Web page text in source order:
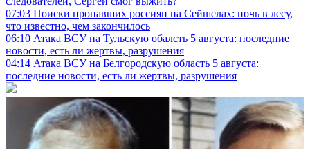
07:03 Поиски пропавших россиян на Сейшелах: ночь в лесу,
что известно, чем закончилось
06:10 Атака ВСУ на Тульскую обалсть 5 августа: последние
новости, есть ли жертвы, разрушения
04:14 Атака ВСУ на Белгородскую область 5 августа:
последние новости, есть ли жертвы, разрушения